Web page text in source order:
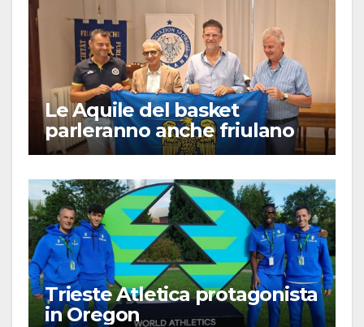
Le Aquile del basket
parleranno anche friulano
Trieste Atletica protagonista
in Oregon